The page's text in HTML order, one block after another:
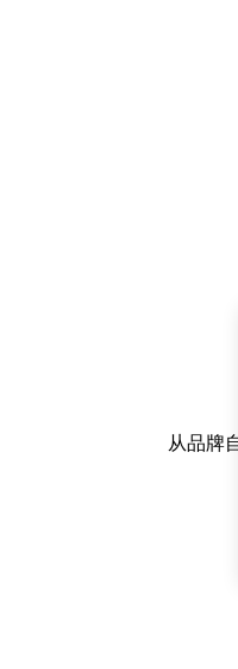
从品牌